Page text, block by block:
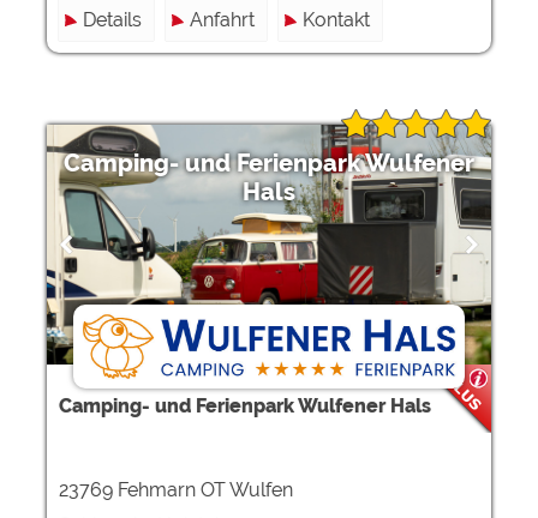
Details Anfahrt Kontakt
Camping- und Ferienpark Wulfener
Hals
Camping- und Ferienpark Wulfener Hals
23769 Fehmarn OT Wulfen